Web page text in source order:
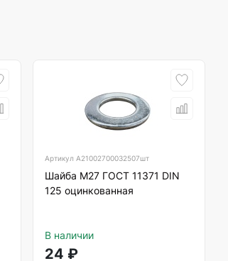
Артикул А21002700032507шт
Шайба М27 ГОСТ 11371 DIN
125 оцинкованная
В наличии
24 ₽